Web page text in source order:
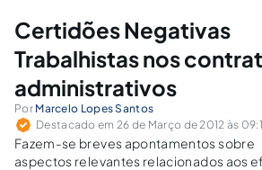
Certidões Negativas
Trabalhistas nos
administrativos
Por Marcelo Lopes Santos
Destacado em 26 de Março de 2012 às
Fazem-se breves apontamentos sobre
aspectos relevantes relacionados aos